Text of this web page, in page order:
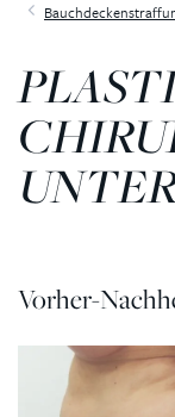
Vorher-